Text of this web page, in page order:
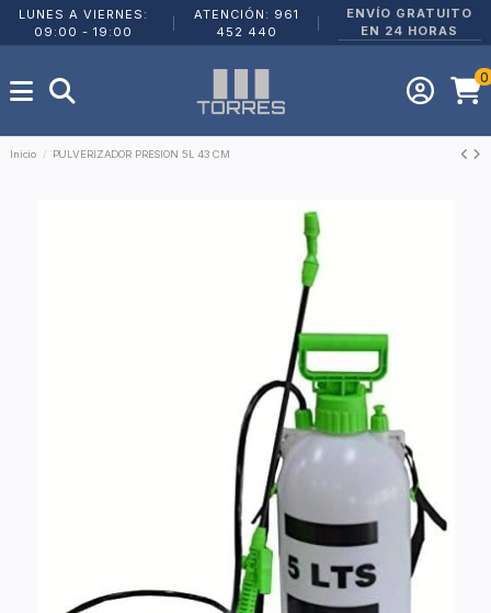
LUNES A VIERNES:
09:00 - 19:00
ATENCIÓN: 961
452 440
ENVÍO GRATUITO
EN 24 HORAS
0
Inicio PULVERIZADOR PRESION 5L 43 CM